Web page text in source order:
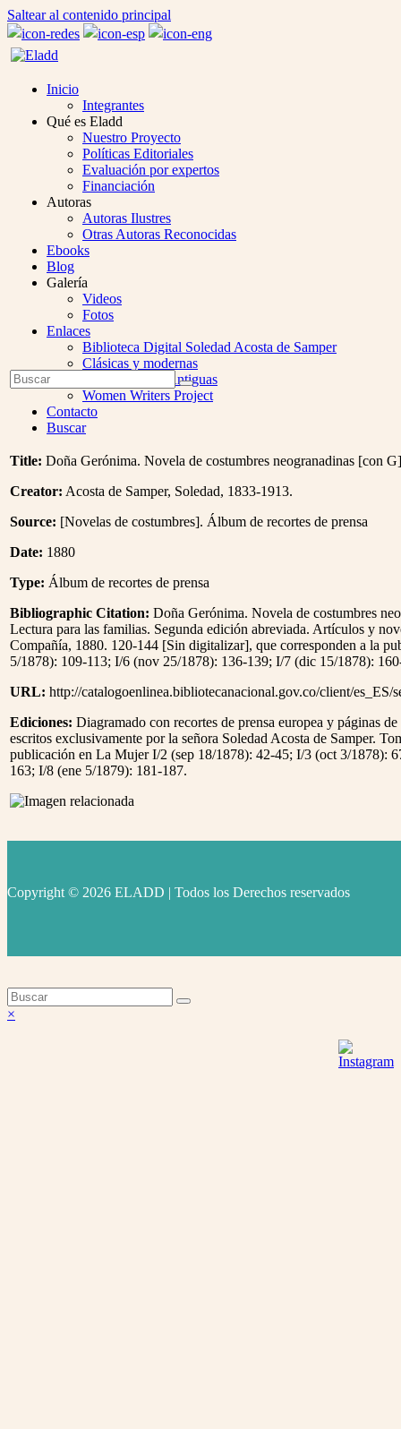
Saltear al contenido principal
Inicio
Integrantes
Qué es Eladd
Nuestro Proyecto
Políticas Editoriales
Evaluación por expertos
Financiación
Autoras
Autoras Ilustres
Otras Autoras Reconocidas
Ebooks
Blog
Galería
Videos
Fotos
Enlaces
Biblioteca Digital Soledad Acosta de Samper
Clásicas y modernas
Colección Las Antiguas
Women Writers Project
Contacto
Buscar
Open
Mobile
Menu
Buscar
Enviar
Title: Doña Gerónima. Novela de costumbres neogranadinas [con G]
Creator: Acosta de Samper, Soledad, 1833-1913.
Source: [Novelas de costumbres]. Álbum de recortes de prensa
Date: 1880
Type: Álbum de recortes de prensa
Bibliographic Citation: Doña Gerónima. Novela de costumbres
Lectura para las familias. Segunda edición abreviada. Artículos y
Compañía, 1880. 120-144 [Sin digitalizar], que corresponden a la
5/1878): 109-113; I/6 (nov 25/1878): 136-139; I/7 (dic 15/1878):
URL: http://catalogoenlinea.bibliotecanacional.gov.co/client/es_ES/
Ediciones: Diagramado con recortes de prensa europea y páginas
escritos exclusivamente por la señora Soledad Acosta de Samper.
publicación en La Mujer I/2 (sep 18/1878): 42-45; I/3 (oct 3/1878):
163; I/8 (ene 5/1879): 181-187.
Copyright © 2026 ELADD | Todos los Derechos reservados
Volver
×